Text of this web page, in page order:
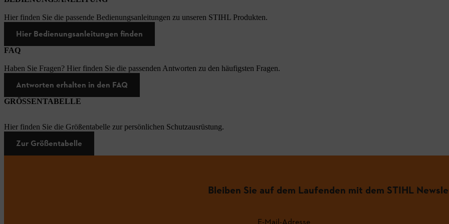
Hier finden Sie die passende Bedienungsanleitungen zu unseren STIHL Produkten.
Hier Bedienungsanleitungen finden
FAQ
Haben Sie Fragen? Hier finden Sie die passenden Antworten zu den häufigsten Fragen.
Antworten erhalten in den FAQ
GRÖSSENTABELLE
Hier finden Sie die Größentabelle zur persönlichen Schutzausrüstung.
Zur Größentabelle
Bleiben Sie auf dem Laufenden mit dem STIHL
E-Mail-Adresse